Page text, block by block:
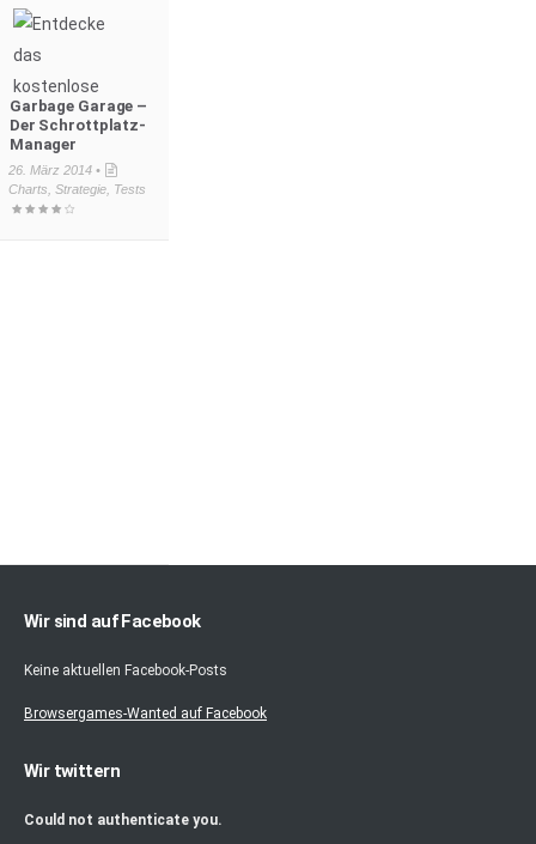
Garbage Garage –
Der Schrottplatz-
Manager
26. März 2014 •
Charts Strategie, Tests
Wir sind auf Facebook
Keine aktuellen Facebook-Posts
Browsergames-Wanted auf Facebook
Wir twittern
Could not authenticate you.